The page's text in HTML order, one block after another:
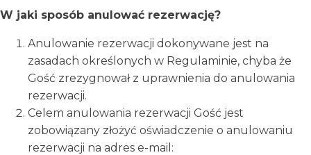
W jaki sposób anulować rezerwację?
Anulowanie rezerwacji dokonywane jest na
zasadach określonych w Regulaminie, chyba że
Gość zrezygnował z uprawnienia do anulowania
rezerwacji.
Celem anulowania rezerwacji Gość jest
zobowiązany złożyć oświadczenie o anulowaniu
rezerwacji na adres e-mail: